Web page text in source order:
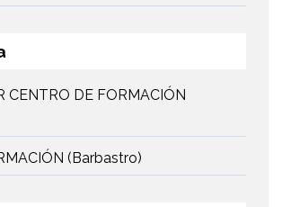
CENTRO DE FORMACIÓN
(Barbastro)